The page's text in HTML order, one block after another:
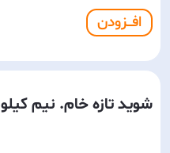
افـــزودن
شوید تازه خام. نیم کیلو